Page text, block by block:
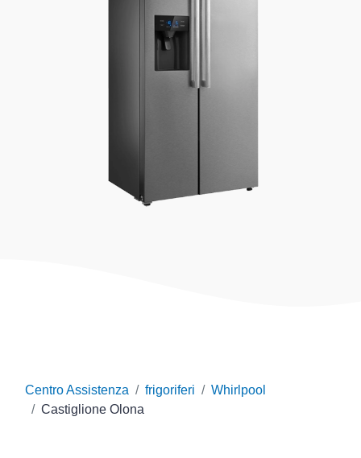
Centro Assistenza frigoriferi
Whirlpool
Castiglione Olona